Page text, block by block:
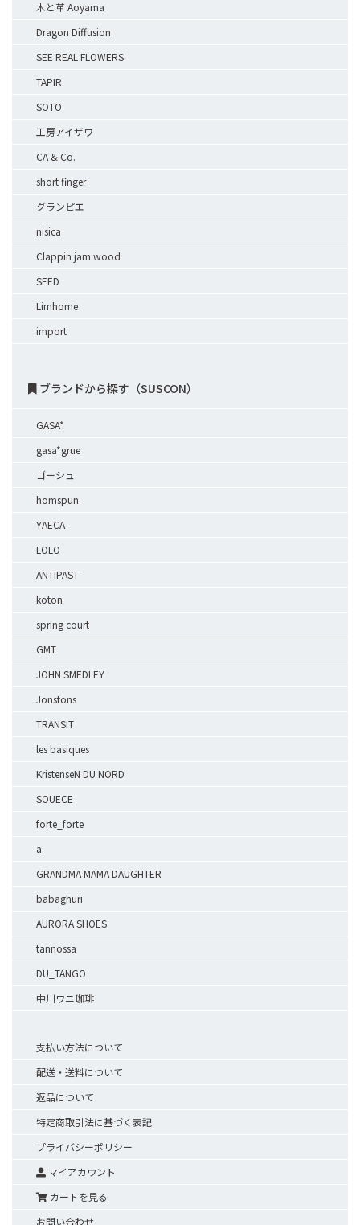
木と革 Aoyama
Dragon Diffusion
SEE REAL FLOWERS
TAPIR
SOTO
工房アイザワ
CA & Co.
short finger
グランピエ
nisica
Clappin jam wood
SEED
Limhome
import
ブランドから探す（SUSCON）
GASA*
gasa*grue
ゴーシュ
homspun
YAECA
LOLO
ANTIPAST
koton
spring court
GMT
JOHN SMEDLEY
Jonstons
TRANSIT
les basiques
KristenseN DU NORD
SOUECE
forte_forte
a.
GRANDMA MAMA DAUGHTER
babaghuri
AURORA SHOES
tannossa
DU_TANGO
中川ワニ珈琲
支払い方法について
配送・送料について
返品について
特定商取引法に基づく表記
プライバシーポリシー
マイアカウント
カートを見る
お問い合わせ